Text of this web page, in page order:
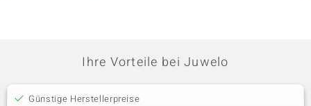
Ihre Vorteile bei Juwelo
Günstige Herstellerpreise